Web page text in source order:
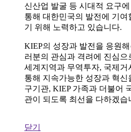
신산업 발굴 등 시대적 요구
통해 대한민국의 발전에 기
기 위해 노력하고 있습니다.
KIEP의 성장과 발전을 응원
러분의 관심과 격려에 진심으
세계지역과 무역투자, 국제
통해 지속가능한 성장과 혁신
구기관, KIEP 가족과 더불어
관이 되도록 최선을 다하겠습
닫기